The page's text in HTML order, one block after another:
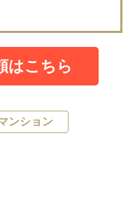
はこちら
ンション